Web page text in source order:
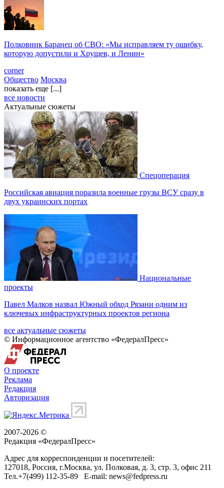
Полковник Баранец об СВО: «Мы исправляем ту ошибку,
которую допустили и Хрущев, и Ленин»
corner
Общество Москва
показать еще [...]
все новости
Актуальные сюжеты
Спецоперация
Российская авиация поразила военные грузы ВСУ сразу в
двух украинских портах
Национальные
проекты
Павел Малков назвал Южный обход Рязани одним из
ключевых инфраструктурных проектов региона
все актуальные сюжеты
© Информационное агентство «ФедералПресс»
О проекте
Реклама
Редакция
Авторизация
2007-2026 ©
Редакция «ФедералПресс»
Адрес для корреспонденции и посетителей:
127018, Россия, г.Москва, ул. Полковая, д. 3, стр. 3, офис 211
Тел.+7(499) 112-35-89 E-mail: news@fedpress.ru